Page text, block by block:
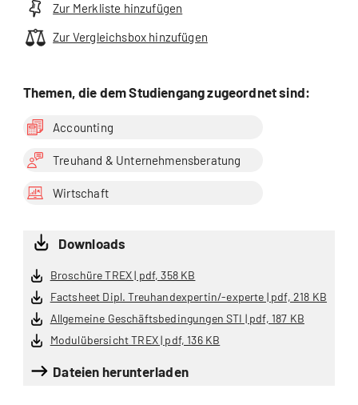
Zur Merkliste hinzufügen
Zur Vergleichsbox hinzufügen
Themen, die dem Studiengang zugeordnet sind:
Accounting
Treuhand & Unternehmensberatung
Wirtschaft
Downloads
Broschüre TREX | pdf, 358 KB
Factsheet Dipl. Treuhandexpertin/-experte | pdf, 218 KB
Allgemeine Geschäftsbedingungen STI | pdf, 187 KB
Modulübersicht TREX | pdf, 136 KB
Dateien herunterladen